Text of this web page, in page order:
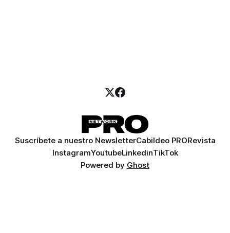
Suscríbete a nuestro NewsletterCabildeo PRORevista
InstagramYoutubeLinkedinTikTok
Powered by Ghost